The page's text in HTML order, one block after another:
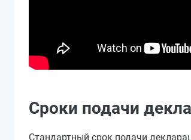
Сроки подачи
Стандартный срок подачи